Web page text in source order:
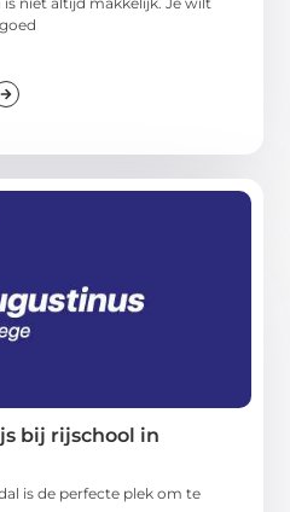
bij rijschool in
is de perfecte plek om te